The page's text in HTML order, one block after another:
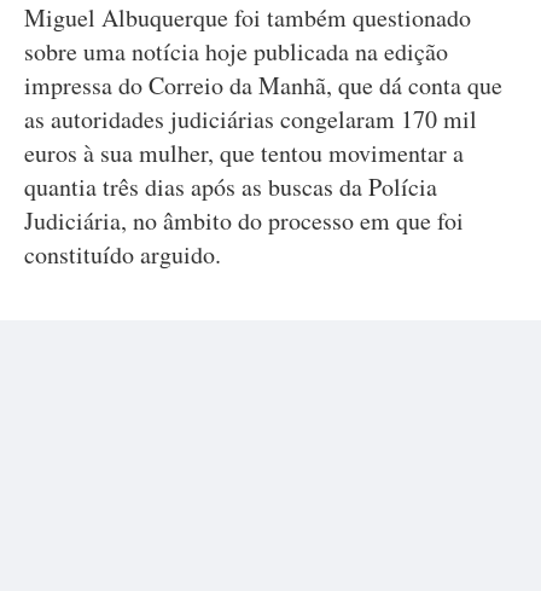
Miguel Albuquerque foi também questionado
sobre uma notícia hoje publicada na edição
impressa do Correio da Manhã, que dá conta que
as autoridades judiciárias congelaram 170 mil
euros à sua mulher, que tentou movimentar a
quantia três dias após as buscas da Polícia
Judiciária, no âmbito do processo em que foi
constituído arguido.